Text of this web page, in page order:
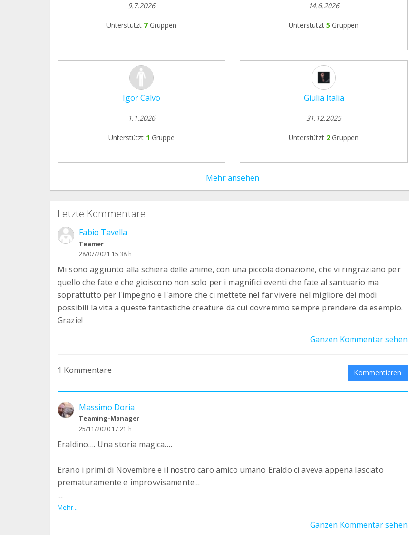
9.7.2026
Unterstützt 7 Gruppen
14.6.2026
Unterstützt 5 Gruppen
Igor Calvo
1.1.2026
Unterstützt 1 Gruppe
Giulia Italia
31.12.2025
Unterstützt 2 Gruppen
Mehr ansehen
Letzte Kommentare
Fabio Tavella
Teamer
28/07/2021 15:38 h
Mi sono aggiunto alla schiera delle anime, con una piccola donazione, che vi ringraziano per
quello che fate e che gioiscono non solo per i magnifici eventi che fate al santuario ma
soprattutto per l'impegno e l'amore che ci mettete nel far vivere nel migliore dei modi
possibili la vita a queste fantastiche creature da cui dovremmo sempre prendere da esempio.
Grazie!
Ganzen Kommentar sehen
1 Kommentare Kommentieren
Massimo Doria
Teaming-Manager
25/11/2020 17:21 h
Eraldino…. Una storia magica….
Erano i primi di Novembre e il nostro caro amico umano Eraldo ci aveva appena lasciato
prematuramente e improvvisamente…
Qualche giorno dopo ci recammo alla cerimonia, ancora scossi. Non appena tornati a casa
ricevemmo una telefonata: c’era un agnello da recuperare a 10 minuti dal Santuario!
Mehr...
Ganzen Kommentar sehen